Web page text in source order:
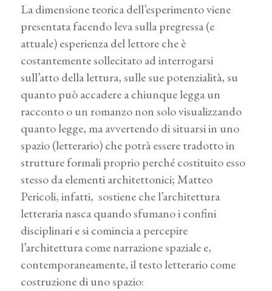
La dimensione teorica dell’esperimento viene
presentata facendo leva sulla pregressa (e
attuale) esperienza del lettore che è
costantemente sollecitato ad interrogarsi
sull’atto della lettura, sulle sue potenzialità, su
quanto può accadere a chiunque legga un
racconto o un romanzo non solo visualizzando
quanto legge, ma avvertendo di situarsi in uno
spazio (letterario) che potrà essere tradotto in
strutture formali proprio perché costituito esso
stesso da elementi architettonici; Matteo
Pericoli, infatti, sostiene che l’architettura
letteraria nasca quando sfumano i confini
disciplinari e si comincia a percepire
l’architettura come narrazione spaziale e,
contemporaneamente, il testo letterario come
costruzione di uno spazio: